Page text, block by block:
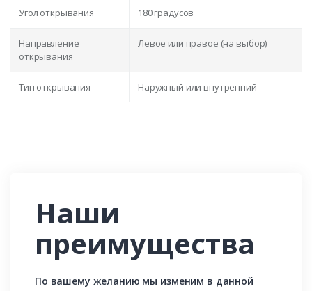
Угол открывания 180 градусов
Направление
открывания
Левое или правое (на выбор)
Тип открывания Наружный или внутренний
Наши
преимущества
По вашему желанию мы изменим в данной